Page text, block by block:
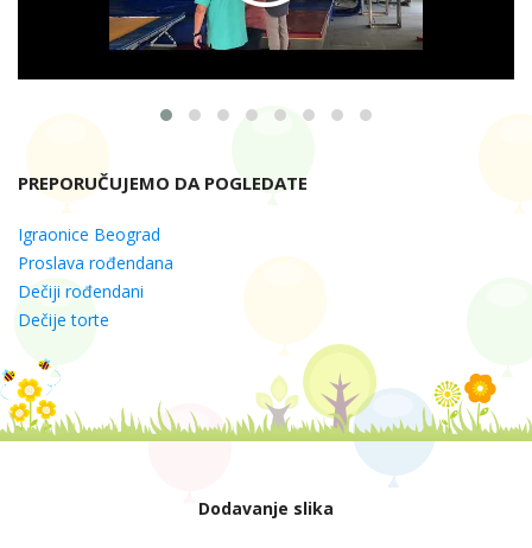
PREPORUČUJEMO DA POGLEDATE
Igraonice Beograd
Proslava rođendana
Dečiji rođendani
Dečije torte
Dodavanje slika